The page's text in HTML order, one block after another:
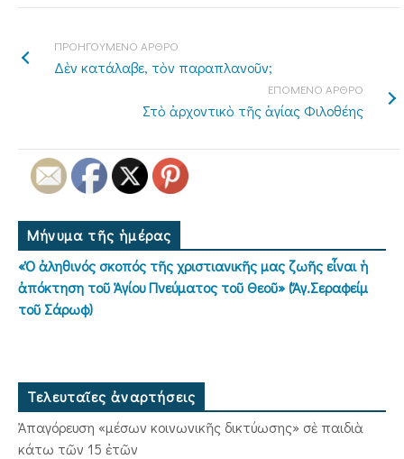
ΠΡΟΗΓΟΥΜΕΝΟ ΑΡΘΡΟ
Δὲν κατάλαβε, τὸν παραπλανοῦν;
ΕΠΟΜΕΝΟ ΑΡΘΡΟ
Στὸ ἀρχοντικὸ τῆς ἁγίας Φιλοθέης
Μήνυμα τῆς ἡμέρας
«Ὁ ἀληθινός σκοπός τῆς χριστιανικῆς μας ζωῆς εἶναι ἡ
ἀπόκτηση τοῦ Ἁγίου Πνεύματος τοῦ Θεοῦ» (Ἅγ.Σεραφείμ
τοῦ Σάρωφ)
Τελευταῖες ἀναρτήσεις
Ἀπαγόρευση «μέσων κοινωνικῆς δικτύωσης» σὲ παιδιὰ
κάτω τῶν 15 ἐτῶν